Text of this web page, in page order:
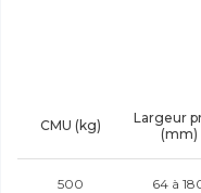
CMU (kg)
Largeur
(mm)
500 64 à